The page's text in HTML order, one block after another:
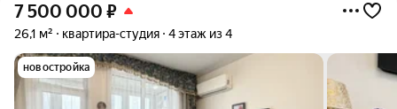
7 500 000 ₽
26,1 м² квартира-студия 4 этаж из 4
новостройка